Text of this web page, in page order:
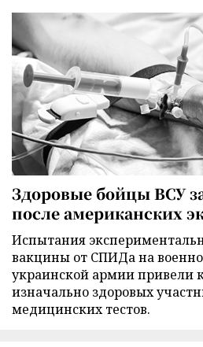
Здоровые бойцы ВСУ
после американских
Испытания
вакцины от СПИДа на
украинской армии привели
изначально здоровых
медицинских тестов.